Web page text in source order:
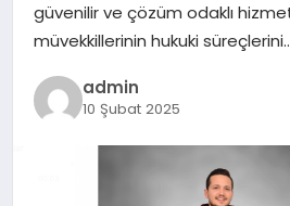
SPOR
TEKNOLOJI
güvenilir ve çözüm odaklı
müvekkillerinin hukuki
admin
10 Şubat 2025